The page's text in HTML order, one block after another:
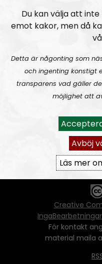
Ansvarig
Vår
Du får kopiera
oförändrat,
Om ni vill sprida
går även det bra,
ett
skriftlig
Creative
För kontakt
material maila
Du kan välja att
emot kakor, men då
Detta är någonting som
och ingenting konstigt
transparens vad gäller
möjlighet att
Avböj
Läs mer